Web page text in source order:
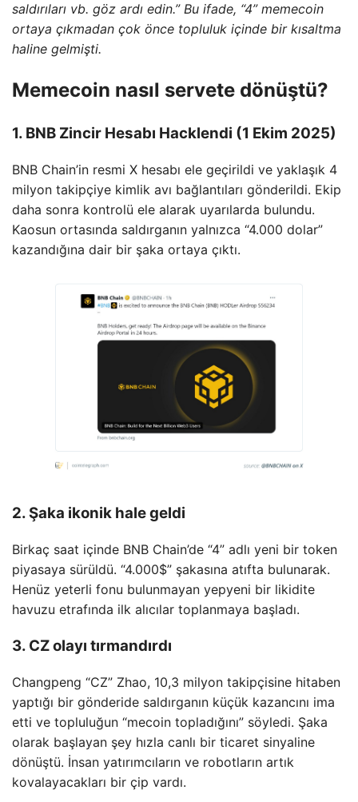
saldırıları vb. göz ardı edin.” Bu ifade, “4” memecoin
ortaya çıkmadan çok önce topluluk içinde bir kısaltma
haline gelmişti.
Memecoin nasıl servete dönüştü?
1. BNB Zincir Hesabı Hacklendi (1 Ekim 2025)
BNB Chain’in resmi X hesabı ele geçirildi ve yaklaşık 4
milyon takipçiye kimlik avı bağlantıları gönderildi. Ekip
daha sonra kontrolü ele alarak uyarılarda bulundu.
Kaosun ortasında saldırganın yalnızca “4.000 dolar”
kazandığına dair bir şaka ortaya çıktı.
2. Şaka ikonik hale geldi
Birkaç saat içinde BNB Chain’de “4” adlı yeni bir token
piyasaya sürüldü. “4.000$” şakasına atıfta bulunarak.
Henüz yeterli fonu bulunmayan yepyeni bir likidite
havuzu etrafında ilk alıcılar toplanmaya başladı.
3. CZ olayı tırmandırdı
Changpeng “CZ” Zhao, 10,3 milyon takipçisine hitaben
yaptığı bir gönderide saldırganın küçük kazancını ima
etti ve topluluğun “mecoin topladığını” söyledi. Şaka
olarak başlayan şey hızla canlı bir ticaret sinyaline
dönüştü. İnsan yatırımcıların ve robotların artık
kovalayacakları bir çip vardı.